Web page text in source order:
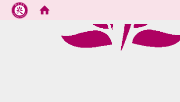
跳到主要內容